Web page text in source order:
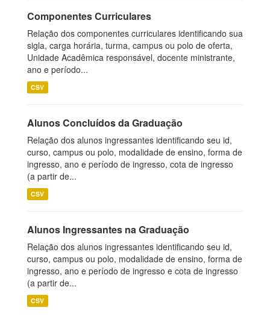
Componentes Curriculares
Relação dos componentes curriculares identificando sua
sigla, carga horária, turma, campus ou polo de oferta,
Unidade Acadêmica responsável, docente ministrante,
ano e período...
CSV
Alunos Concluídos da Graduação
Relação dos alunos ingressantes identificando seu id,
curso, campus ou polo, modalidade de ensino, forma de
ingresso, ano e período de ingresso, cota de ingresso
(a partir de...
CSV
Alunos Ingressantes na Graduação
Relação dos alunos ingressantes identificando seu id,
curso, campus ou polo, modalidade de ensino, forma de
ingresso, ano e período de ingresso e cota de ingresso
(a partir de...
CSV